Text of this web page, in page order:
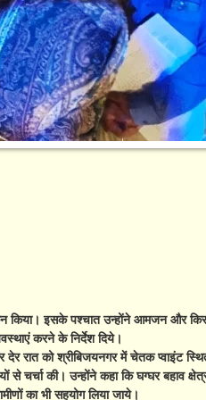
किया। इसके पश्चात उन्होंने आमजन और
करने के निर्देश दिये।
रात को श्रीबिजयनगर में चेतक प्वाइंट
की। उन्होंने कहा कि घग्घर बहाव क्षेत्र
का भी सहयोग लिया जाये।